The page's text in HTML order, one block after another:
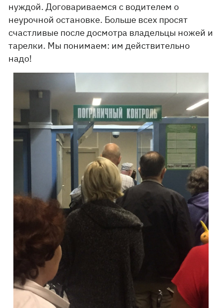
нуждой. Договариваемся с водителем о
неурочной остановке. Больше всех просят
счастливые после досмотра владельцы ножей и
тарелки. Мы понимаем: им действительно
надо!